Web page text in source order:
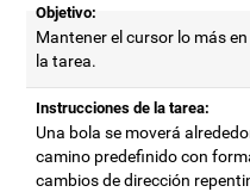
Objetivo:
Mantener el cursor lo más
la tarea.
Instrucciones de la tarea:
Una bola se moverá
camino predefinido con
cambios de dirección